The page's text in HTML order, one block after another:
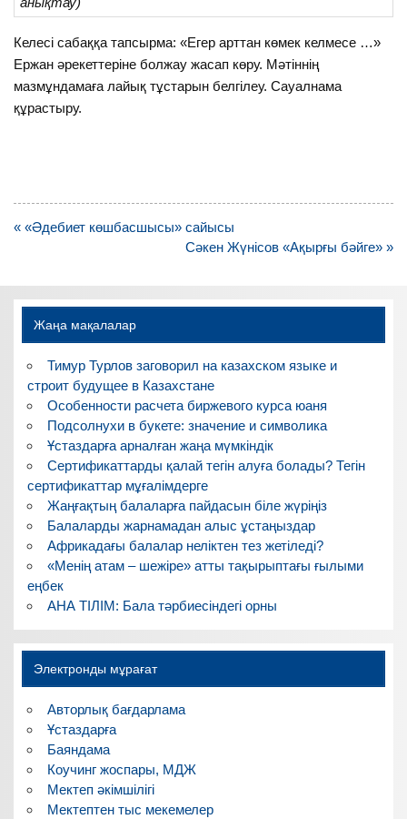
Келесі сабаққа тапсырма: «Егер арттан көмек келмесе …»
Ержан әрекеттеріне болжау жасап көру. Мәтіннің
мазмұндамаға лайық тұстарын белгілеу. Сауалнама
құрастыру.
Навигация
« «Әдебиет көшбасшысы» сайысы
Сәкен Жүнісов «Ақырғы бәйге» »
Жаңа мақалалар
Тимур Турлов заговорил на казахском языке и
строит будущее в Казахстане
Особенности расчета биржевого курса юаня
Подсолнухи в букете: значение и символика
Ұстаздарға арналған жаңа мүмкіндік
Сертификаттарды қалай тегін алуға болады? Тегін
сертификаттар мұғалімдерге
Жаңғақтың балаларға пайдасын біле жүріңіз
Балаларды жарнамадан алыс ұстаңыздар
Африкадағы балалар неліктен тез жетіледі?
«Менің атам – шежіре» атты тақырыптағы ғылыми
еңбек
АНА ТІЛІМ: Бала тәрбиесіндегі орны
Электронды мұрағат
Авторлық бағдарлама
Ұстаздарға
Баяндама
Коучинг жоспары, МДЖ
Мектеп әкімшілігі
Мектептен тыс мекемелер